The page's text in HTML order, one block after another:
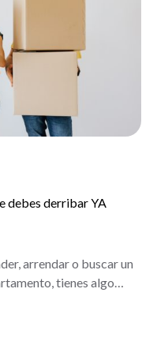
debes derribar YA
arrendar o buscar un
tienes algo…